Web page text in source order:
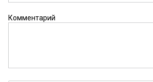
Комментарий